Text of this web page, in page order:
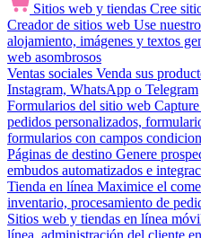
Sitios web y tiendas Cree
Creador de sitios web Use
alojamiento, imágenes y textos
web asombrosos
Ventas sociales Venda sus
Instagram, WhatsApp o Telegram
Formularios del sitio web
pedidos personalizados,
formularios con campos
Páginas de destino Genere
embudos automatizados e
Tienda en línea Maximice el
inventario, procesamiento de
Sitios web y tiendas en línea
línea, administración del cliente